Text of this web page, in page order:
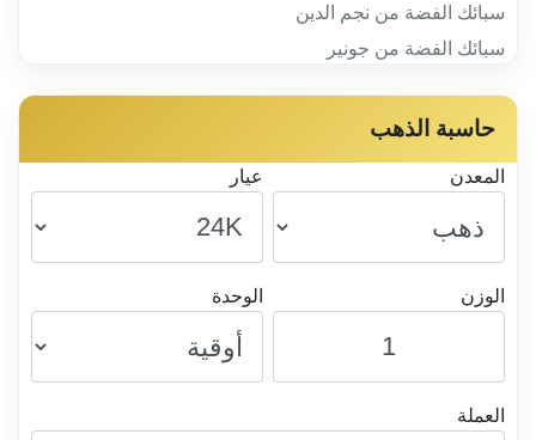
سبائك الفضة من نجم الدين
سبائك الفضة من جونير
حاسبة الذهب
المعدن عيار
الوزن الوحدة
العملة